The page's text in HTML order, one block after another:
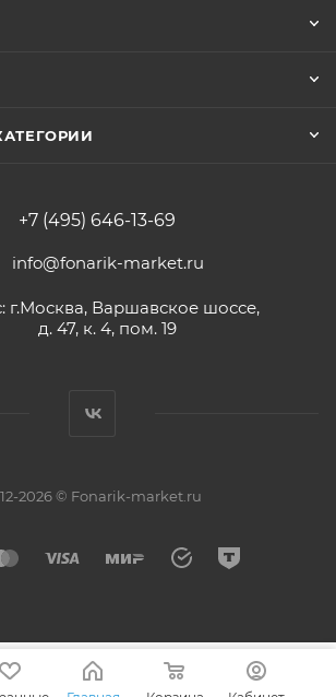
+7 (495) 646-13-69
info@fonarik-market.ru
г.Москва, Варшавское шоссе,
д. 47, к. 4, пом. 19
2026 © Fonarik-market.ru